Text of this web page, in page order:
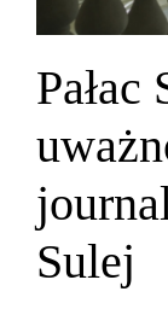
Sulej